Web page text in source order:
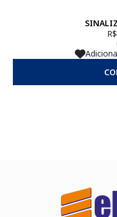
R$